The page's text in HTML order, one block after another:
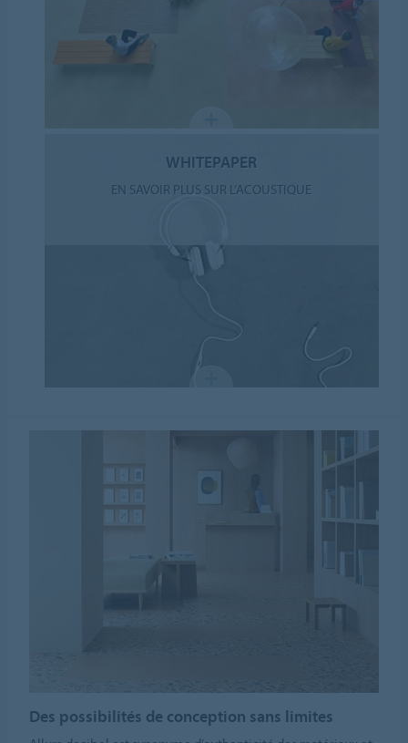
WHITEPAPER
EN SAVOIR PLUS SUR L’ACOUSTIQUE
Des possibilités de conception sans limites